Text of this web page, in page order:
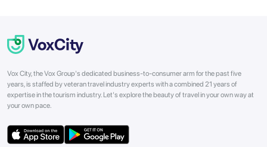
Vox City, the Vox Group's dedicated business-to-consumer arm for the past five
years, is staffed by veteran travel industry experts with a combined 21 years of
expertise in the tourism industry. Let's explore the beauty of travel in your own way at
your own pace.